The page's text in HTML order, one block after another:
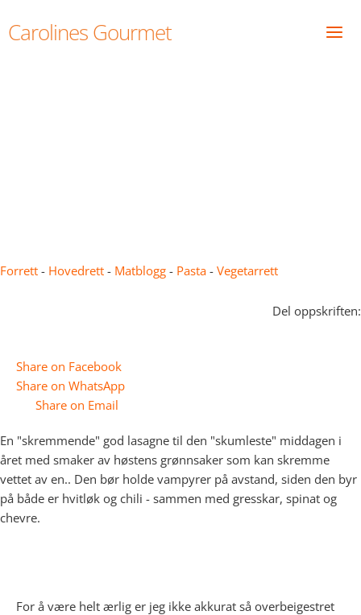
toCarolines Gourmet
Forrett - Hovedrett - Matblogg - Pasta - Vegetarrett
Del oppskriften:
Share on Facebook
Share on WhatsApp
Share on Email
En "skremmende" god lasagne til den "skumleste" middagen i
året med smaker av høstens grønnsaker som kan skremme
vettet av en.. Den bør holde vampyrer på avstand, siden den byr
på både er hvitløk og chili - sammen med gresskar, spinat og
chevre.
For å være helt ærlig er jeg ikke akkurat så overbeigestret